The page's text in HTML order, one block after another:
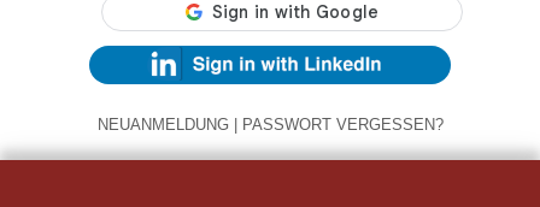
NEUANMELDUNG | PASSWORT VERGESSEN?